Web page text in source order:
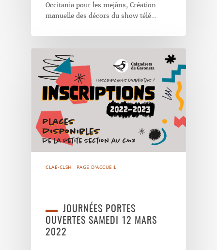
Occitania pour les mejàns, Création
manuelle des décors du show télé…
CLAE-CLSH PAGE D'ACCUEIL
JOURNÉES PORTES
OUVERTES SAMEDI 12 MARS
2022